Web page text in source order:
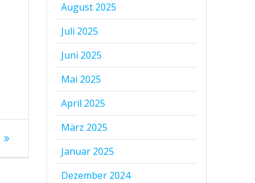
August 2025
Juli 2025
Juni 2025
Mai 2025
April 2025
März 2025
Januar 2025
Dezember 2024